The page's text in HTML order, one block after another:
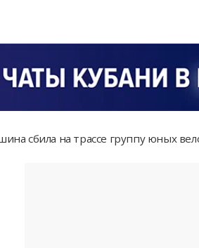
сбила на трассе группу юных